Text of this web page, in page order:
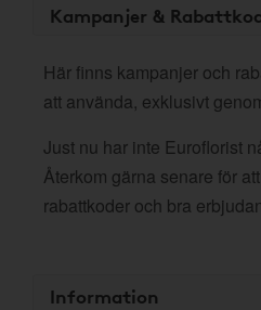
Kampanjer &
Här finns kampanjer och
att använda, exklusivt
Just nu har inte Euroflorist
Återkom gärna senare för
rabattkoder och bra
Information